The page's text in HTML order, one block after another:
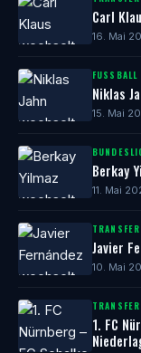
Carl
16. Mai
Niklas
15. Mai
Berkay
11. Mai
Javier
10. Mai
1. FC